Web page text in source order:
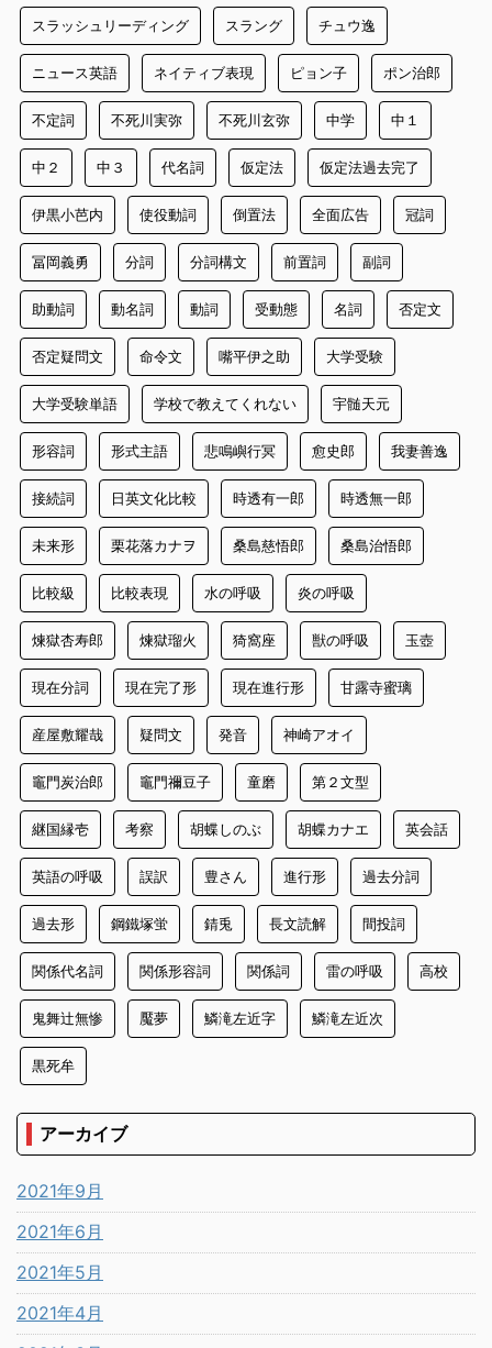
スラッシュリーディング スラング チュウ逸
ニュース英語 ネイティブ表現 ピョン子 ポン治郎
不定詞 不死川実弥 不死川玄弥 中学 中１
中２ 中３ 代名詞 仮定法 仮定法過去完了
伊黒小芭内 使役動詞 倒置法 全面広告 冠詞
冨岡義勇 分詞 分詞構文 前置詞 副詞
助動詞 動名詞 動詞 受動態 名詞 否定文
否定疑問文 命令文 嘴平伊之助 大学受験
大学受験単語 学校で教えてくれない 宇髄天元
形容詞 形式主語 悲鳴嶼行冥 愈史郎 我妻善逸
接続詞 日英文化比較 時透有一郎 時透無一郎
未来形 栗花落カナヲ 桑島慈悟郎 桑島治悟郎
比較級 比較表現 水の呼吸 炎の呼吸
煉獄杏寿郎 煉獄瑠火 猗窩座 獣の呼吸 玉壺
現在分詞 現在完了形 現在進行形 甘露寺蜜璃
産屋敷耀哉 疑問文 発音 神崎アオイ
竈門炭治郎 竈門禰豆子 童磨 第２文型
継国縁壱 考察 胡蝶しのぶ 胡蝶カナエ 英会話
英語の呼吸 誤訳 豊さん 進行形 過去分詞
過去形 鋼鐵塚蛍 錆兎 長文読解 間投詞
関係代名詞 関係形容詞 関係詞 雷の呼吸 高校
鬼舞辻無惨 魘夢 鱗滝左近字 鱗滝左近次
黒死牟
アーカイブ
2021年9月
2021年6月
2021年5月
2021年4月